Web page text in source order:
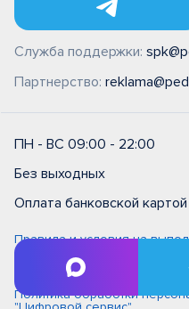
Служба поддержки:
Партнерство:
ПН - ВС 09:00 - 22:00
Без выходных
Оплата банковской картой
Правила и условия на
сервисном центре типовые
Политика обработки
Политика обработки